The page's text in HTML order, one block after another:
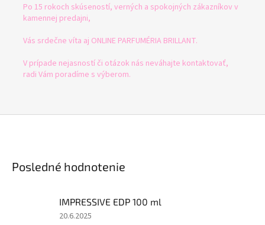
Po 15 rokoch skúseností, verných a spokojných zákazníkov v
kamennej predajni,
Vás srdečne víta aj ONLINE PARFUMÉRIA BRILLANT.
V prípade nejasností či otázok nás neváhajte kontaktovať,
radi Vám poradíme s výberom.
Posledné hodnotenie
IMPRESSIVE EDP 100 ml
Hodnotenie
20.6.2025